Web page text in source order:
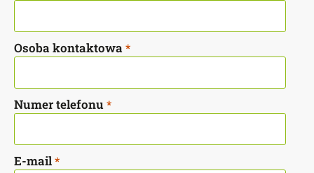
Osoba kontaktowa*
Numer telefonu*
E-mail*